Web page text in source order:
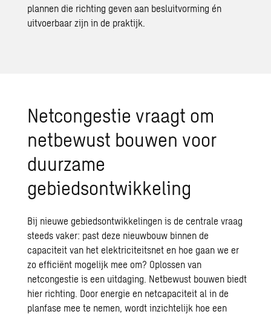
plannen die richting geven aan besluitvorming én
uitvoerbaar zijn in de praktijk.
Netcongestie vraagt om
netbewust bouwen voor
duurzame
gebiedsontwikkeling
Bij nieuwe gebiedsontwikkelingen is de centrale vraag
steeds vaker: past deze nieuwbouw binnen de
capaciteit van het elektriciteitsnet en hoe gaan we er
zo efficiënt mogelijk mee om? Oplossen van
netcongestie is een uitdaging. Netbewust bouwen biedt
hier richting. Door energie en netcapaciteit al in de
planfase mee te nemen, wordt inzichtelijk hoe een